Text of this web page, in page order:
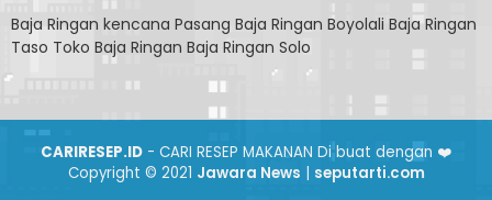
Baja Ringan kencana Pasang Baja Ringan Boyolali Baja Ringan
Taso Toko Baja Ringan Baja Ringan Solo
CARIRESEP.ID - CARI RESEP MAKANAN Di buat dengan ❤️
Copyright © 2021 Jawara News | seputarti.com